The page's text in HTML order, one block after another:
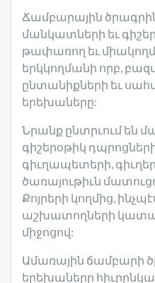
Ճամբարային
մանկատների եւ
թափառող եւ
երկկողմանի որբ,
ընտանիքների եւ
երեխաները:
Նրանք ընտրւում են
գիշերօթիկ
գիւղապետերի,
ծառայութիւն
Քոյրերի կողմից,
աշխատողների
միջոցով:
Ամառային ճամբարի
երեխաները